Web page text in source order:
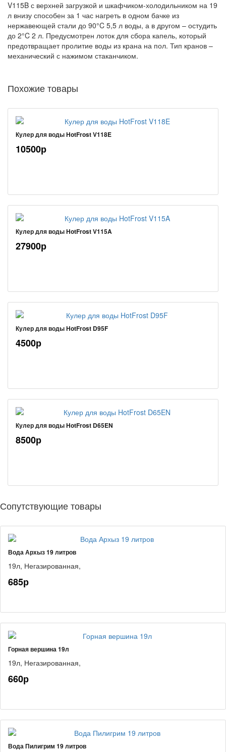
V115B с верхней загрузкой и шкафчиком-холодильником на 19
л внизу способен за 1 час нагреть в одном бачке из
нержавеющей стали до 90°C 5,5 л воды, а в другом – остудить
до 2°C 2 л. Предусмотрен лоток для сбора капель, который
предотвращает пролитие воды из крана на пол. Тип кранов –
механический с нажимом стаканчиком.
Похожие товары
Кулер для воды HotFrost V118E
10500р
Кулер для воды HotFrost V115A
27900р
Кулер для воды HotFrost D95F
4500р
Кулер для воды HotFrost D65EN
8500р
Сопутствующие товары
Вода Архыз 19 литров
19л, Негазированная,
685р
Горная вершина 19л
19л, Негазированная,
660р
Вода Пилигрим 19 литров